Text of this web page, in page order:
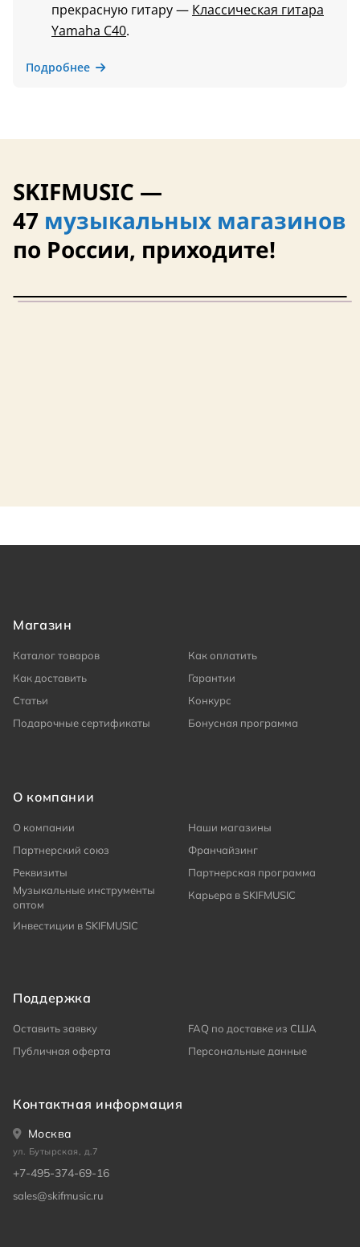
прекрасную гитару — Классическая гитара
Yamaha C40.
Подробнее
SKIFMUSIC —
47 музыкальных магазинов
по России, приходите!
Магазин
Каталог товаров
Как оплатить
Как доставить
Гарантии
Статьи
Конкурс
Подарочные сертификаты
Бонусная программа
О компании
О компании
Наши магазины
Партнерский союз
Франчайзинг
Реквизиты
Партнерская программа
Музыкальные инструменты
оптом
Карьера в SKIFMUSIC
Инвестиции в SKIFMUSIC
Поддержка
Оставить заявку
FAQ по доставке из США
Публичная оферта
Персональные данные
Контактная информация
Москва
ул. Бутырская, д.7
+7-495-374-69-16
sales@skifmusic.ru